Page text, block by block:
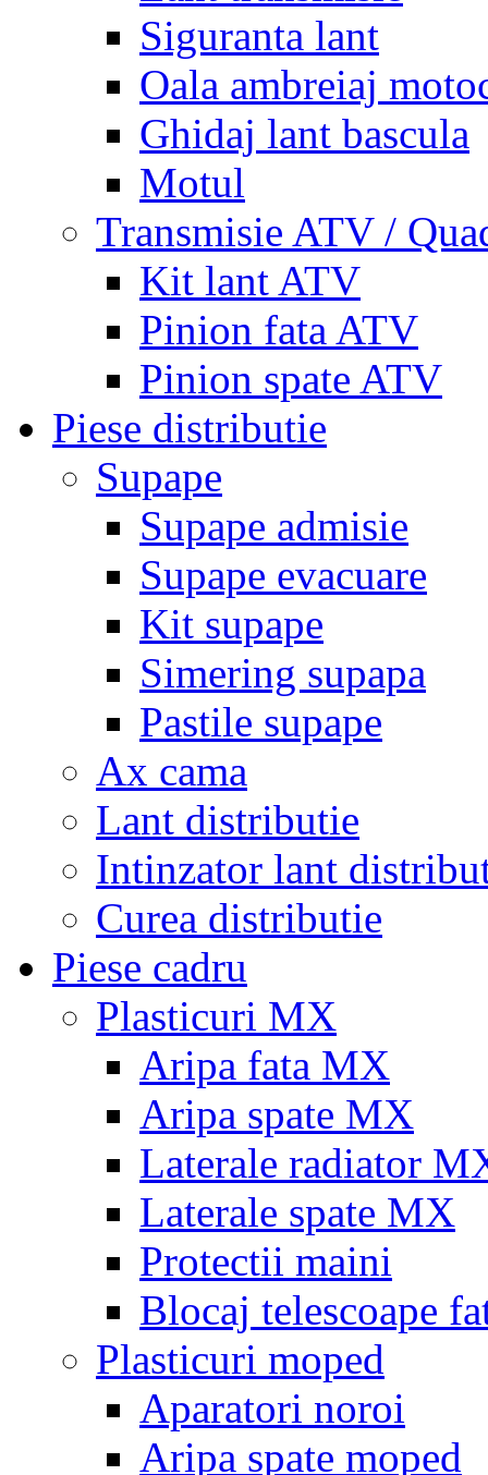
Siguranta lant
Oala ambreiaj
Ghidaj lant bascula
Motul
Transmisie ATV /
Kit lant ATV
Pinion fata ATV
Pinion spate ATV
Piese distributie
Supape
Supape admisie
Supape evacuare
Kit supape
Simering supapa
Pastile supape
Ax cama
Lant distributie
Intinzator lant
Curea distributie
Piese cadru
Plasticuri MX
Aripa fata MX
Aripa spate MX
Laterale radiator
Laterale spate MX
Protectii maini
Blocaj telescoape
Plasticuri moped
Aparatori noroi
Aripa spate moped